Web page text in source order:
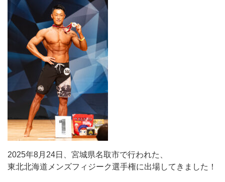
2025年8月24日、宮城県名取市で行われた、
東北北海道メンズフィジーク選手権に出場してきました！